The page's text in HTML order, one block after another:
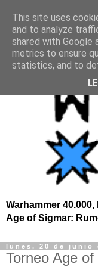
Warhammer
Age of Sigmar:
lunes, 20 de junio
Torneo Age
This site uses
and to analyze
shared with Google
metrics to ensure
statistics, and to